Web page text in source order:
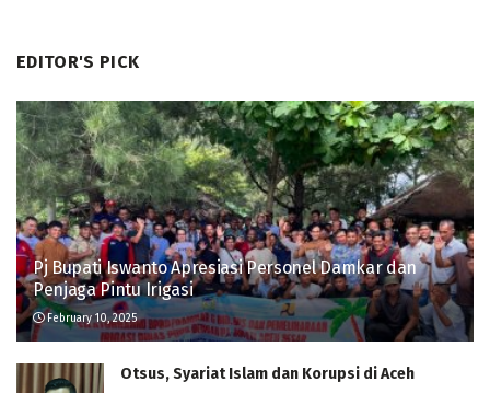
EDITOR'S PICK
Pj Bupati Iswanto Apresiasi Personel Damkar dan
Penjaga Pintu Irigasi
February 10, 2025
Otsus, Syariat Islam dan Korupsi di Aceh